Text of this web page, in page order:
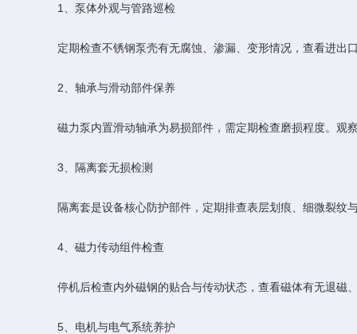
1、泵体外观与管路巡检
定期检查不锈钢泵壳有无腐蚀、渗漏、变形情况，查看进出口
2、轴承与滑动部件保养
磁力泵内置滑动轴承为易损部件，需定期检查磨损程度。观
3、隔离套无损检测
隔离套是设备核心防护部件，定期排查表层划痕、细微裂纹
4、磁力传动组件检查
停机后检查内外磁钢的贴合与传动状态，查看磁体有无退磁、
5、电机与电气系统养护